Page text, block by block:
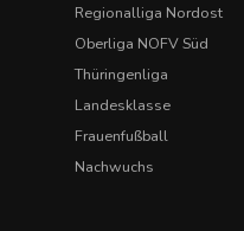
Regionalliga Nordost
Oberliga NOFV Süd
Thüringenliga
Landesklasse
Frauenfußball
Nachwuchs